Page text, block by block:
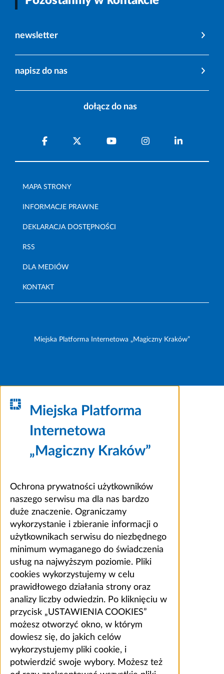
newsletter
napisz do nas
dołącz do nas
MAPA STRONY
INFORMACJE PRAWNE
DEKLARACJA DOSTĘPNOŚCI
RSS
DLA MEDIÓW
KONTAKT
Miejska Platforma Internetowa „Magiczny Kraków”
Miejska Platforma
Internetowa
„Magiczny Kraków”
Ochrona prywatności użytkowników
naszego serwisu ma dla nas bardzo
duże znaczenie. Ograniczamy
wykorzystanie i zbieranie informacji o
użytkownikach serwisu do niezbędnego
minimum wymaganego do świadczenia
usług na najwyższym poziomie. Pliki
cookies wykorzystujemy w celu
prawidłowego działania strony oraz
analizy liczby odwiedzin. Po kliknięciu w
przycisk „USTAWIENIA COOKIES”
możesz otworzyć okno, w którym
dowiesz się, do jakich celów
wykorzystujemy pliki cookie, i
potwierdzić swoje wybory. Możesz też